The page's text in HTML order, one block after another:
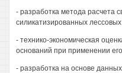
- разработка метода расчета
силикатизированных лессовых
- технико-экономическая
оснований при применении
- разработка на основе